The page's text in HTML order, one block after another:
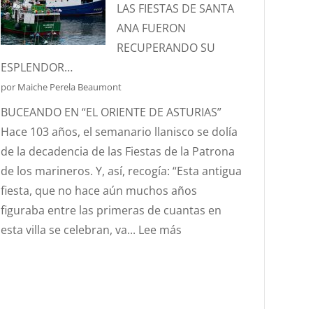
PROTECTORA
DE
NUESTRA
LAS FIESTAS DE SANTA
ANA FUERON
RECUPERANDO SU
ESPLENDOR…
por Maiche Perela Beaumont
BUCEANDO EN “EL ORIENTE DE ASTURIAS”
Hace 103 años, el semanario llanisco se dolía
de la decadencia de las Fiestas de la Patrona
de los marineros. Y, así, recogía: “Esta antigua
fiesta, que no hace aún muchos años
figuraba entre las primeras de cuantas en
esta villa se celebran, va... Lee más